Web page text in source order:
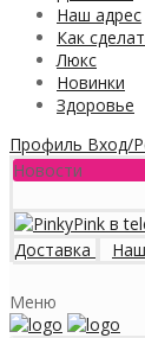
Наш адрес
Как
Люкс
Новинки
Здоровье
Профиль Вход/
Новости
Доставка
Меню